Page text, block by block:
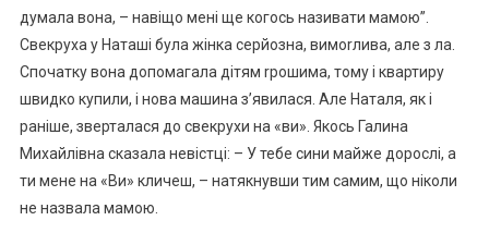
думала вона, – навіщо мені ще когось називати мамою”.
Свекруха у Наташі була жінка серйозна, вимоrлива, але з ла.
Спочатку вона допомагала дітям rрошима, тому і квартиру
швидко купили, і нова машина з’явилася. Але Наталя, як і
раніше, зверталася до свекрухи на «ви». Якось Галина
Михайлівна сказала невістці: – У тебе сини майже дорослі, а
ти мене на «Ви» кличеш, – натякнувши тим самим, що ніколи
не назвала мамою.